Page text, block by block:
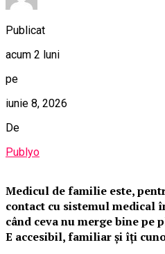
Publicat
acum 2 luni
pe
iunie 8, 2026
De
Publyo
Medicul de familie este,
contact cu sistemul medical
când ceva nu merge bine pe
E accesibil, familiar și îți